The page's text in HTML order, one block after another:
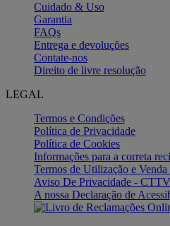
Cuidado & Uso
Garantia
FAQs
Entrega e devoluções
Contate-nos
Direito de livre resolução
LEGAL
Termos e Condições
Política de Privacidade
Política de Cookies
Informações para a correta
Termos de Utilização e Venda
Aviso De Privacidade -
A nossa Declaração de